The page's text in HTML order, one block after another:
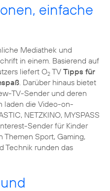
einfache
Mediathek und
in einem. Basierend auf
liefert O2 TV Tipps für
. Darüber hinaus bietet
TV-Sender und deren
laden die Video-on-
NETZKINO, MYSPASS
Sender für Kinder
Themen Sport, Gaming,
Technik runden das